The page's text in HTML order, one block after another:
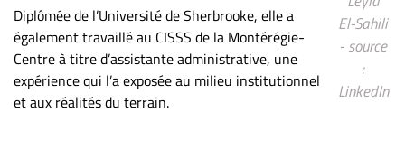
À
propos
Infolettre
S’abonner
FAQ
El-Sahili
- source
:
LinkedIn
Diplômée de l’Université de Sherbrooke, elle a
également travaillé au CISSS de la Montérégie-
Centre à titre d’assistante administrative, une
expérience qui l’a exposée au milieu institutionnel
et aux réalités du terrain.